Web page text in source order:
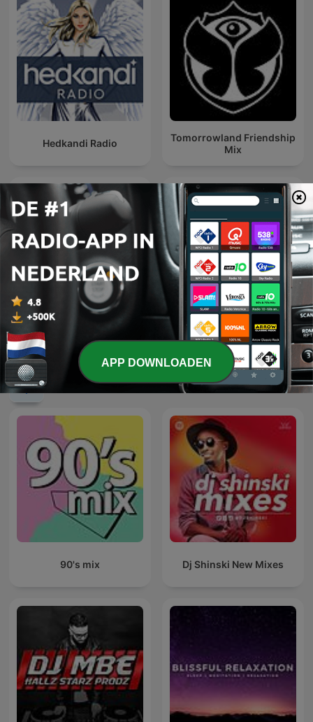
Hedkandi Radio
Tomorrowland Friendship
Mix
Top 40 Weekoverzicht
Top Of The Pop 1960 -
1969
Internationale Muziek-podcasts
90's mix Dj Shinski New Mixes
APP DOWNLOADEN